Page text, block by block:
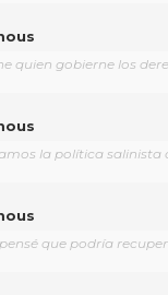
quien gobierne los
la política salinista
que podría